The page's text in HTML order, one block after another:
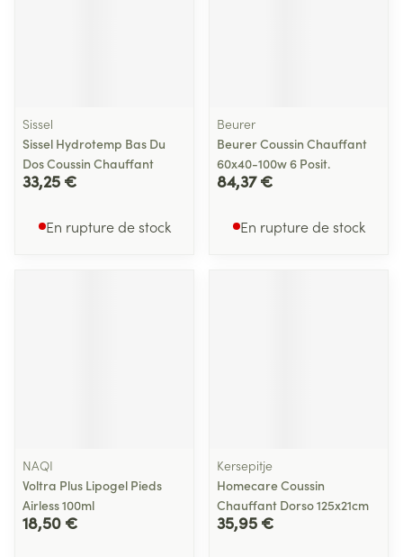
Sissel
Sissel Hydrotemp Bas Du
Dos Coussin Chauffant
33,25 €
En rupture de stock
Beurer
Beurer Coussin Chauffant
60x40-100w 6 Posit.
84,37 €
En rupture de stock
NAQI
Voltra Plus Lipogel Pieds
Airless 100ml
18,50 €
Kersepitje
Homecare Coussin
Chauffant Dorso 125x21cm
35,95 €